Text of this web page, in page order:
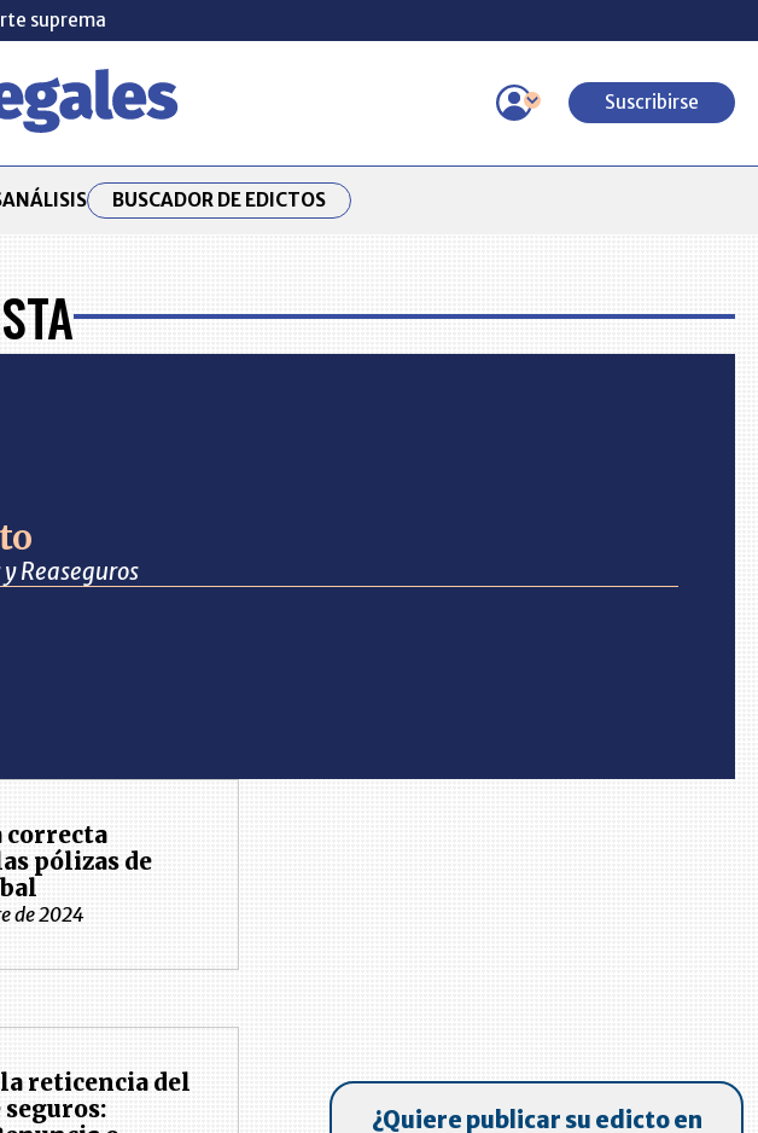
suprema
Suscribirse
ANÁLISIS BUSCADOR DE EDICTOS
Reaseguros
correcta
pólizas de
de 2024
reticencia del
¿Quiere publicar su edicto en